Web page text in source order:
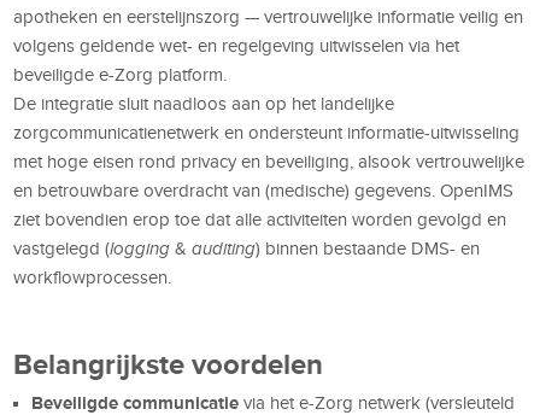
apotheken en eerstelijnszorg — vertrouwelijke informatie veilig en
volgens geldende wet- en regelgeving uitwisselen via het
beveiligde e-Zorg platform.
De integratie sluit naadloos aan op het landelijke
zorgcommunicatienetwerk en ondersteunt informatie-uitwisseling
met hoge eisen rond privacy en beveiliging, alsook vertrouwelijke
en betrouwbare overdracht van (medische) gegevens. OpenIMS
ziet bovendien erop toe dat alle activiteiten worden gevolgd en
vastgelegd (logging &auditing) binnen bestaande DMS- en
workflowprocessen.
Belangrijkste voordelen
Beveiligde communicatie via het e-Zorg netwerk (versleuteld